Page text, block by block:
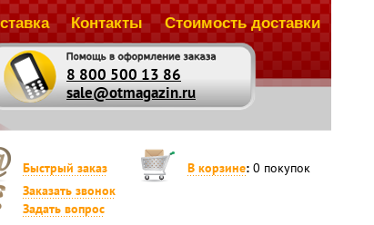
8 800 500 13 86
sale@otmagazin.ru
Контакты Стоимость доставки
Быстрый заказ В корзине: 0 покупок
Заказать звонок
Задать вопрос